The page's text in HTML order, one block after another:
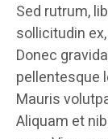
Sed rutrum,
sollicitudin
Donec
pellentesque
Mauris
Aliquam et